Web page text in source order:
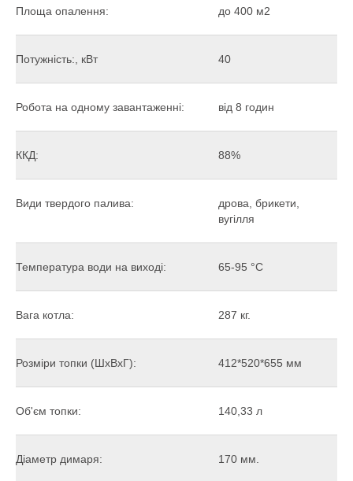
Площа опалення: до 400 м2
Потужність:, кВт 40
Робота на одному завантаженні: від 8 годин
ККД: 88%
Види твердого палива:
дрова, брикети,
вугілля
Температура води на виході: 65-95 °C
Вага котла: 287 кг.
Розміри топки (ШхВхГ): 412*520*655 мм
Об'єм топки: 140,33 л
Діаметр димаря: 170 мм.